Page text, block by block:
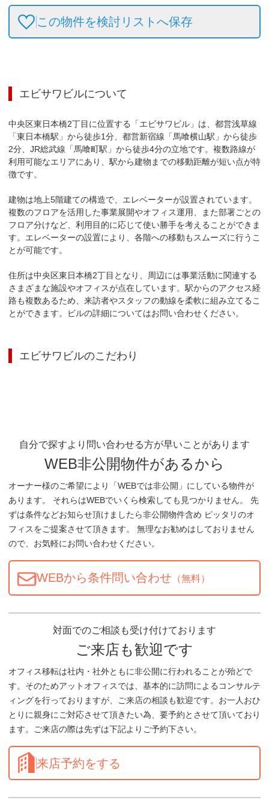
この物件を検討リストへ保存
エビサワビルについて
中央区東日本橋2丁目に位置する「エビサワビル」は、都営浅草線
「東日本橋駅」から徒歩1分、都営新宿線「馬喰横山駅」から徒歩
2分、JR総武線「馬喰町駅」から徒歩4分の立地です。複数路線が
利用可能なエリアにあり、駅から建物までの移動距離が短い点が特
徴です。
建物は地上5階建ての構造で、エレベーターが設置されています。
複数のフロアを活用した事業展開やオフィス運用、また部署ごとの
フロア分けなど、利用目的に応じて使い勝手を考えることができま
す。エレベーターの設置により、各階への移動もスムーズに行うこ
とが可能です。
住所は中央区東日本橋2丁目となり、周辺には事業活動に関連する
さまざまな施設やオフィスが点在しています。駅からのアクセス経
路も複数あるため、来訪者やスタッフの動線を柔軟に組み立てるこ
とができます。ビルの詳細についてはお問い合わせください。
エビサワビルのこだわり
自分で探すより問い合わせる方が早いことがあります
WEB非公開物件があるから
オーナー様のご希望により「WEBでは非公開」にしている物件が
あります。 それらはWEBでいくら検索しても見つかりません。 先
ずは条件などお知らせ頂けましたら非公開物件含め ピッタリのオ
フィスをご提案させて頂きます。 無理なお勧めはしておりません
ので、お気軽にお問い合わせください。
WEBから条件問い合わせ （無料）
対面でのご相談も受け付けております
ご来店も歓迎です
オフィス移転は社内・社外ともに非公開に行われることが殆どで
す。そのためアットオフィスでは、基本的に訪問によるコンサルテ
ィングを行っておりますが、ご来店の相談も歓迎です。お一人おひ
とりに親身にご対応させて頂きたい為、要予約とさせて頂いており
ます。ご来店の際は先ずは下記よりご予約下さい。
来店予約をする